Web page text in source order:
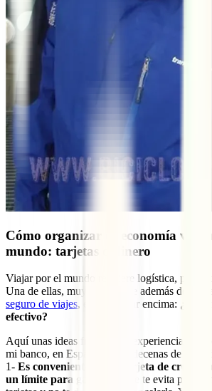
Cómo organizar tu economía
mundo: tarjetas o dinero
Viajar por el mundo requiere logística,
Una de ellas, muy importante además de la
seguro de viajes, es qué llevar encima:
efectivo?
Aquí unas ideas fruto de mi experiencia de
mi banco, en España, y con decenas de tipos
1- Es conveniente llevar tarjeta de crédito
un límite para gastar
, lo que te evita